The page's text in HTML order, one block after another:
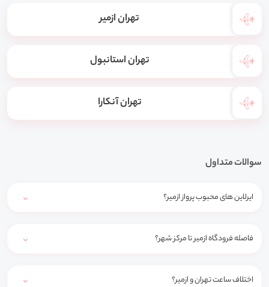
تهران ازمیر
تهران استانبول
تهران آنکارا
سوالات متداول
ایرلاین های محبوب پرواز ازمیر؟
فاصله فرودگاه ازمیر تا مرکز شهر؟
اختلاف ساعت تهران و ازمیر؟